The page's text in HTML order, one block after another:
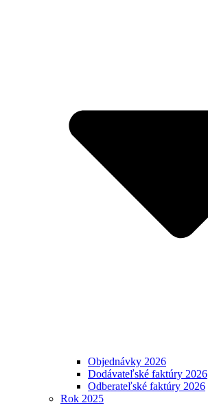
Objednávky 2026
Dodávateľské faktúry 2026
Odberateľské faktúry 2026
Rok 2025